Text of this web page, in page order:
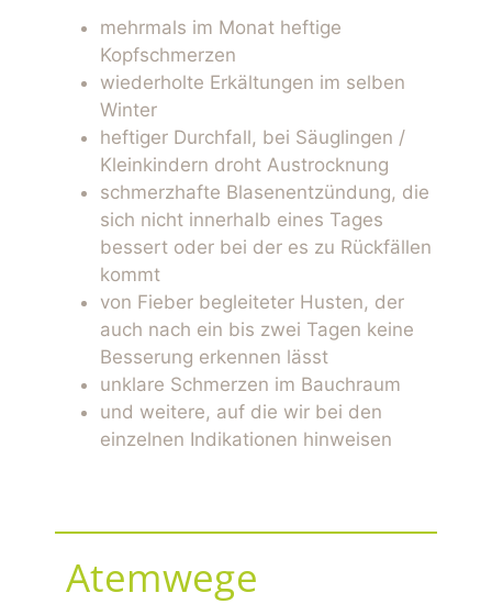
mehrmals im Monat heftige
Kopfschmerzen
wiederholte Erkältungen im selben
Winter
heftiger Durchfall, bei Säuglingen /
Kleinkindern droht Austrocknung
schmerzhafte Blasenentzündung, die
sich nicht innerhalb eines Tages
bessert oder bei der es zu Rückfällen
kommt
von Fieber begleiteter Husten, der
auch nach ein bis zwei Tagen keine
Besserung erkennen lässt
unklare Schmerzen im Bauchraum
und weitere, auf die wir bei den
einzelnen Indikationen hinweisen
Atemwege